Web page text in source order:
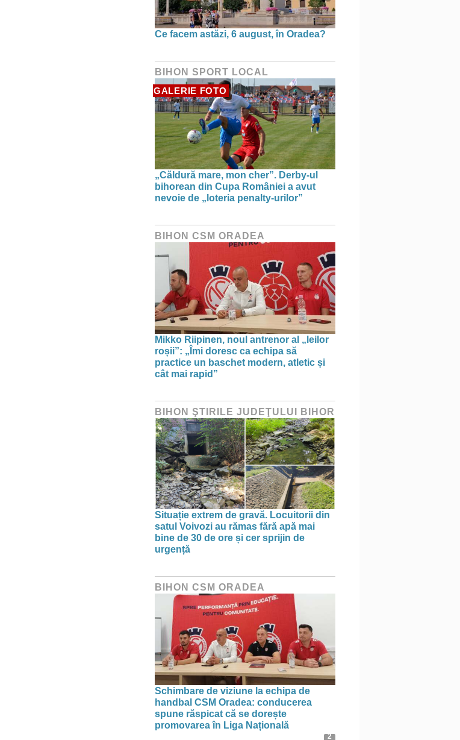
Ce facem astăzi, 6 august, în Oradea?
BIHON SPORT LOCAL
GALERIE FOTO
„Căldură mare, mon cher”. Derby-ul
bihorean din Cupa României a avut
nevoie de „loteria penalty-urilor”
BIHON CSM ORADEA
Mikko Riipinen, noul antrenor al „leilor
roșii”: „Îmi doresc ca echipa să
practice un baschet modern, atletic și
cât mai rapid”
BIHON ŞTIRILE JUDEŢULUI BIHOR
Situație extrem de gravă. Locuitorii din
satul Voivozi au rămas fără apă mai
bine de 30 de ore și cer sprijin de
urgență
BIHON CSM ORADEA
Schimbare de viziune la echipa de
handbal CSM Oradea: conducerea
spune răspicat că se dorește
promovarea în Liga Națională
2